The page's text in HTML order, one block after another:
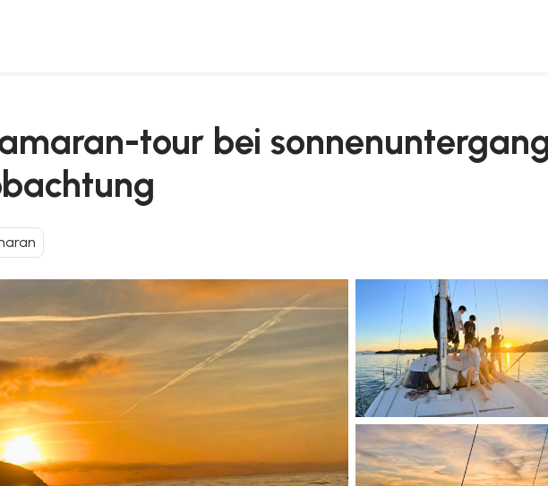
sonnenuntergang mit delfinbeobachtung
tour bei